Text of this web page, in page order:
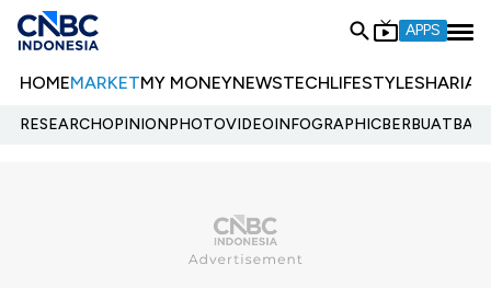
APPS
HOMEMARKETMY MONEYNEWSTECHLIFESTYLESHARIA
RESEARCHOPINIONPHOTOVIDEOINFOGRAPHIC